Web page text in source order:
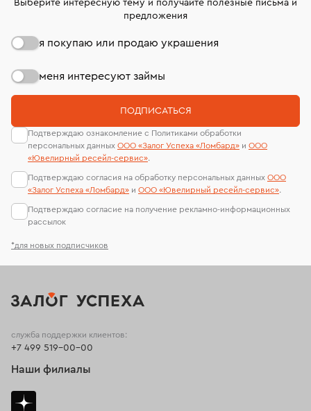
*для новых подписчиков
Выберите интересную тему и получайте полезные письма и
предложения
я покупаю или продаю украшения
меня интересуют займы
ПОДПИСАТЬСЯ
Подтверждаю ознакомление с Политиками обработки
персональных данных ООО «Залог Успеха «Ломбард» и ООО
«Ювелирный ресейл-сервиc».
Подтверждаю согласия на обработку персональных данных ООО
«Залог Успеха «Ломбард» и ООО «Ювелирный ресейл-сервиc».
Подтверждаю согласие на получение рекламно-информационных
рассылок
служба поддержки клиентов:
+7 499 519-00-00
Наши филиалы